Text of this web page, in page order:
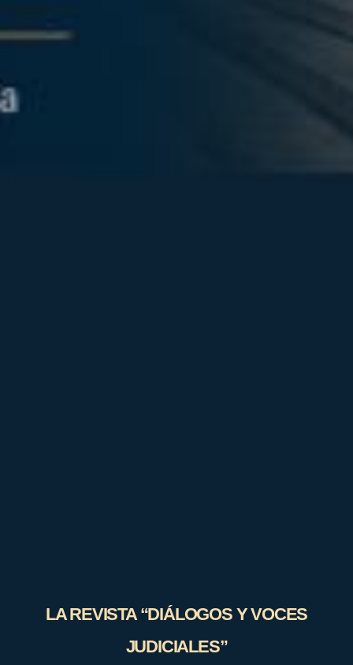
LA REVISTA “DIÁLOGOS Y VOCES
JUDICIALES”